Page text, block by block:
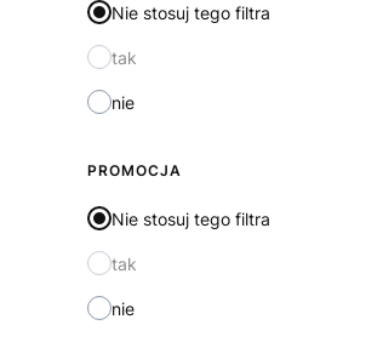
Nie stosuj tego filtra
tak
nie
PROMOCJA
Nie stosuj tego filtra
tak
nie